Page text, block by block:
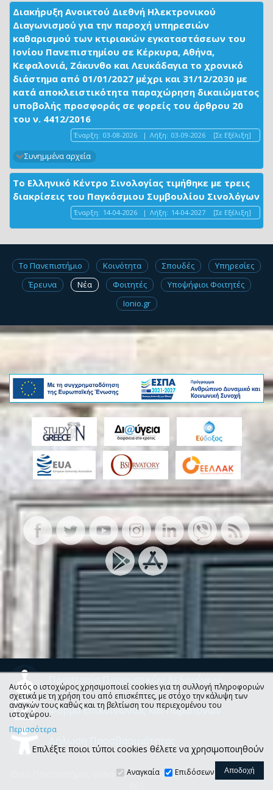
Διακήρυξη Ανοικτού Διεθνή Ηλεκτρονικού
Διαγωνισμού για την παροχή υπηρεσιών
καθαρισμού των κτιριακών εγκαταστάσεων του
Ιονίου Πανεπιστημίου σε Κέρκυρα, Αθήνα,
Κεφαλονιά, Ζάκυνθο και Λευκάδαγια το χρονικό
διάστημα από 01/01/2027 μέχρι και 31/12/2030 με
κατά αποκλειστικότητα παραχώρηση δικαιώματος
υποβολής προσφοράς σε φορείς του άρθρου 20
του ν. 4412/2016
Έναρξη: 03-08-2026 | Λήξη: 03-09-2026 [Σε Εξέλιξη]
Συνημμένα αρχεία
Το Ελληνικό Κέντρο Σινολογίας τιμήθηκε με τρεις
διακρίσεις του Παγκόσμιου Συμβουλίου Σινολόγων
Έναρξη: 14-04-2026 | Λήξη: 14-04-2027 [Σε Εξέλιξη]
Το Πανεπιστήμιο Κοινότητα Σπουδές
Υπηρεσίες
Έρευνα
Νέα Φοιτητές
Υποψήφιοι Φοιτητές
Ionio.gr
Προστασία Προσωπικών Δεδομένων
Φόρμα Επικοινωνίας και Παραπόνων
Ιόνιο Πανεπιστήμιο, Ιωάννου Θεοτόκη 72, 49100 Κέρκυρα, Τ.Θ.
Αυτός ο ιστοχώρος χρησιμοποιεί cookies για τη συλλογή πληροφοριών
σχετικά με τη χρήση του από επισκέπτες, με στόχο την κάλυψη των
αναγκών τους καθώς και τη βελτίωση του περιεχομένου του
ιστοχώρου.
Περισσότερα
Επιλέξτε ποιοι τύποι cookies θέλετε να χρησιμοποιηθούν
Αναγκαία Επιδόσεων